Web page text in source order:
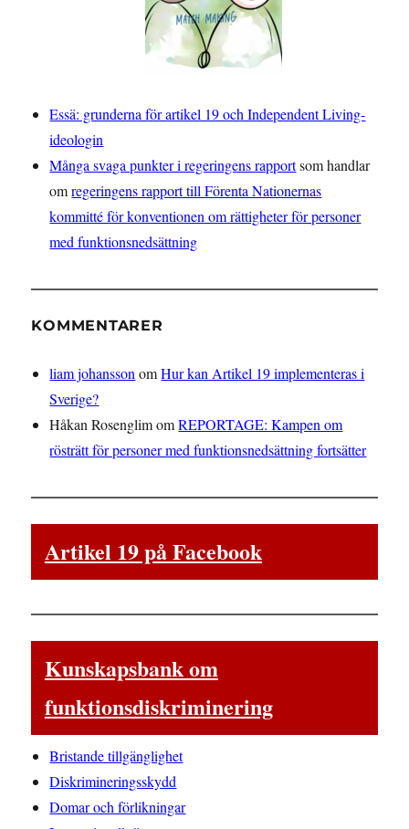
Essä: grunderna för artikel 19 och Independent Living-
ideologin
Många svaga punkter i regeringens rapportsom handlar
omregeringens rapport till Förenta Nationernas
kommitté för konventionen om rättigheter för personer
med funktionsnedsättning
KOMMENTARER
liam johansson omHur kan Artikel 19 implementeras i
Sverige?
Håkan RosenglimomREPORTAGE: Kampen om
rösträtt för personer med funktionsnedsättning fortsätter
Artikel 19 på Facebook
Kunskapsbank om
funktionsdiskriminering
Bristande tillgänglighet
Diskrimineringsskydd
Domar och förlikningar